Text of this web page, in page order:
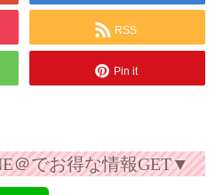
RSS
Pin it
＠でお得な情報GET▼